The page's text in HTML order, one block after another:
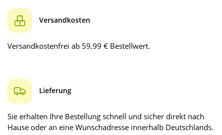
Versandkosten
Versandkostenfrei ab 59.99 € Bestellwert.
Lieferung
Sie erhalten Ihre Bestellung schnell und sicher direkt nach
Hause oder an eine Wunschadresse innerhalb Deutschlands.